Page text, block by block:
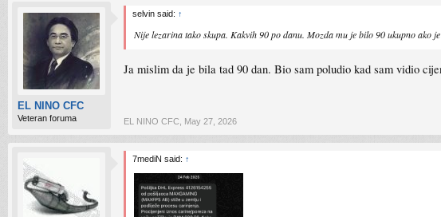
EL NINO CFC
Veteran foruma
selvin said: ↑
Nije lezarina tako skupa. Kakvih 90 po danu. Mozda mu je bilo 90 ukupno ako
Ja mislim da je bila tad 90 dan. Bio sam poludio kad sam vidio
EL NINO CFC May 27, 2026
7mediN said: ↑